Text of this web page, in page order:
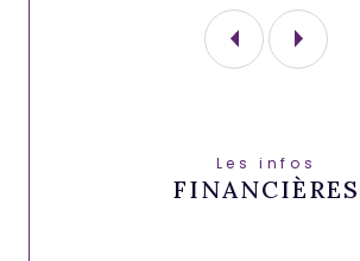
Les infos
FINANCIÈRES